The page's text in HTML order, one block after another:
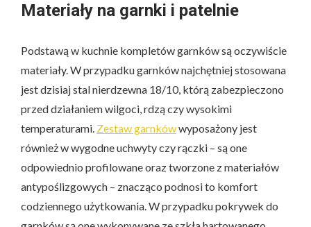
Materiały na garnki i patelnie
Podstawą w kuchnie kompletów garnków są oczywiście
materiały. W przypadku garnków najchętniej stosowana
jest dzisiaj stal nierdzewna 18/10, którą zabezpieczono
przed działaniem wilgoci, rdzą czy wysokimi
temperaturami. Zestaw garnkówwyposażony jest
również w wygodne uchwyty czy rączki – są one
odpowiednio profilowane oraz tworzone z materiałów
antypoślizgowych – znacząco podnosi to komfort
codziennego użytkowania. W przypadku pokrywek do